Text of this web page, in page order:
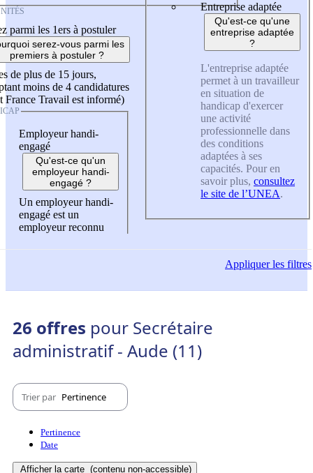
parmi les 1ers à postuler
serez-vous parmi les
premiers à postuler ?
de plus de 15 jours,
moins de 4 candidatures
France Travail est informé)
Employeur handi-
engagé
Qu'est-ce qu'un
employeur handi-
engagé ?
Un employeur handi-
engagé est un
employeur reconnu
Entreprise adaptée
Qu'est-ce qu'une
entreprise adaptée
?
L'entreprise adaptée
permet à un travailleur
en situation de
handicap d'exercer
une activité
professionnelle dans
des conditions
adaptées à ses
capacités. Pour en
savoir plus, consultez
le site de l’UNEA.
Appliquerles filtres
26 offres pour Secrétaire
administratif - Aude (11)
Trier par Pertinence
Pertinence
Date
Afficher la carte (contenu non-accessible)